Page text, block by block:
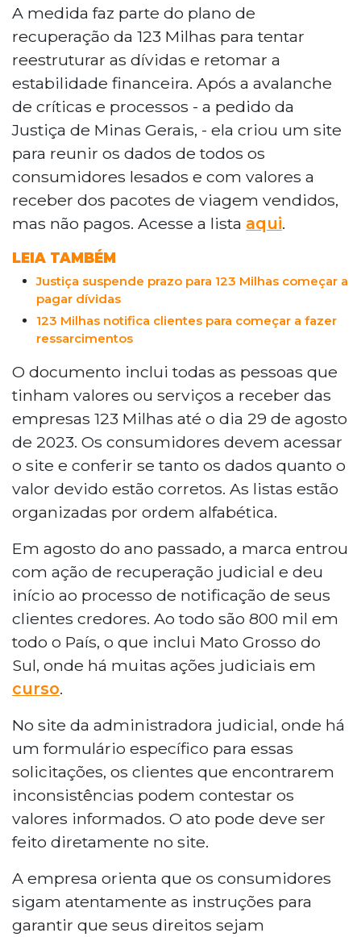
Turismo LTDA, anunciou que os clientes
têm até 26 de novembro para verificar a
lista de pessoas que serão indenizadas
devido ao cancelamento de pacotes e
passagens promocionais adquiridas em
2023. Essa ação faz parte do plano de
recuperação da empresa, que enfrenta
críticas e processos judiciais após entrar
com recuperação judicial em agosto do
ano passado. Os consumidores devem
acessar um site específico para conferir
seus dados e valores devidos, e podem
plataforma. A empresa orienta que os
clientes sigam as instruções para garantir
seus direitos durante o processo de
recuperação judicial.
A medida faz parte do plano de
recuperação da 123 Milhas para tentar
reestruturar as dívidas e retomar a
estabilidade financeira. Após a avalanche
de críticas e processos - a pedido da
Justiça de Minas Gerais, - ela criou um site
para reunir os dados de todos os
consumidores lesados e com valores a
receber dos pacotes de viagem vendidos,
mas não pagos. Acesse a lista aqui.
LEIA TAMBÉM
Justiça suspende prazo para 123 Milhas começar a
pagar dívidas
123 Milhas notifica clientes para começar a fazer
ressarcimentos
O documento inclui todas as pessoas que
tinham valores ou serviços a receber das
empresas 123 Milhas até o dia 29 de agosto
de 2023. Os consumidores devem acessar
o site e conferir se tanto os dados quanto o
valor devido estão corretos. As listas estão
organizadas por ordem alfabética.
Em agosto do ano passado, a marca entrou
com ação de recuperação judicial e deu
início ao processo de notificação de seus
clientes credores. Ao todo são 800 mil em
todo o País, o que inclui Mato Grosso do
Sul, onde há muitas ações judiciais em
curso.
No site da administradora judicial, onde há
um formulário específico para essas
solicitações, os clientes que encontrarem
inconsistências podem contestar os
valores informados. O ato pode deve ser
feito diretamente no site.
A empresa orienta que os consumidores
sigam atentamente as instruções para
garantir que seus direitos sejam